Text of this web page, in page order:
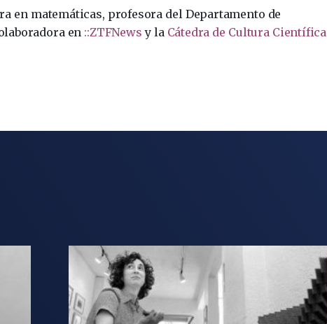
en matemáticas, profesora del Departamento de
en ::ZTFNews y la Cátedra de Cultura Científica